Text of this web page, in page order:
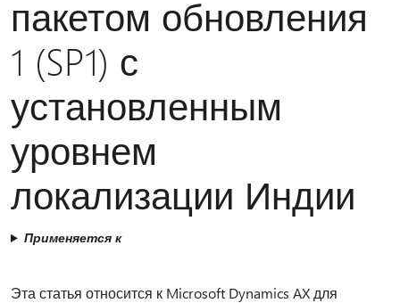
пакетом обновления
1 (SP1) с
установленным
уровнем
локализации Индии
Применяется к
Эта статья относится к Microsoft Dynamics AX для